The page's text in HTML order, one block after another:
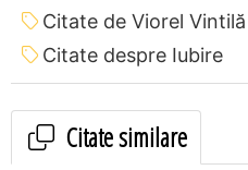
Citate de Viorel
Citate despre Iubire
Citate similare